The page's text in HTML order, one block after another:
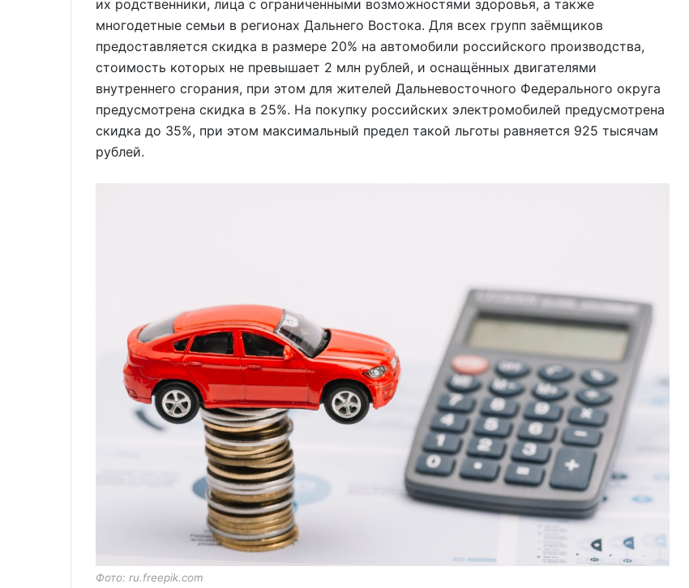
их родственники, лица с ограниченными возможностями здоровья, а также
многодетные семьи в регионах Дальнего Востока. Для всех групп заёмщиков
предоставляется скидка в размере 20% на автомобили российского производства,
стоимость которых не превышает 2 млн рублей, и оснащённых двигателями
внутреннего сгорания, при этом для жителей Дальневосточного Федерального округа
предусмотрена скидка в 25%. На покупку российских электромобилей предусмотрена
скидка до 35%, при этом максимальный предел такой льготы равняется 925 тысячам
рублей.
Фото: ru.freepik.com